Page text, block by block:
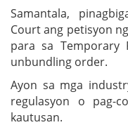
Samantala,
Court ang petisyon
para sa Temporary
unbundling order.
Ayon sa mga
regulasyon o pag-
kautusan.